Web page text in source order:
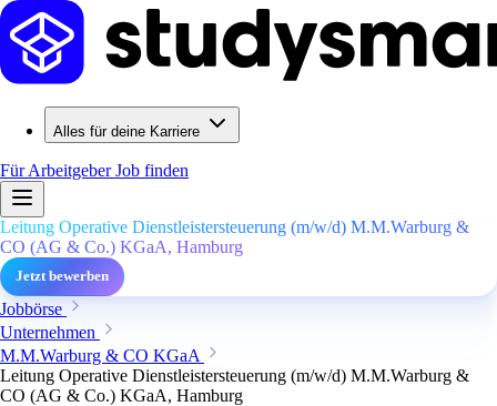
Alles für deine Karriere
Für ArbeitgeberJob finden
Leitung Operative Dienstleistersteuerung (m/w/d) M.M.Warburg &
CO (AG & Co.) KGaA, Hamburg
Jetzt bewerben
Jobbörse
Unternehmen
M.M.Warburg & CO KGaA
Leitung Operative Dienstleistersteuerung (m/w/d) M.M.Warburg &
CO (AG & Co.) KGaA, Hamburg